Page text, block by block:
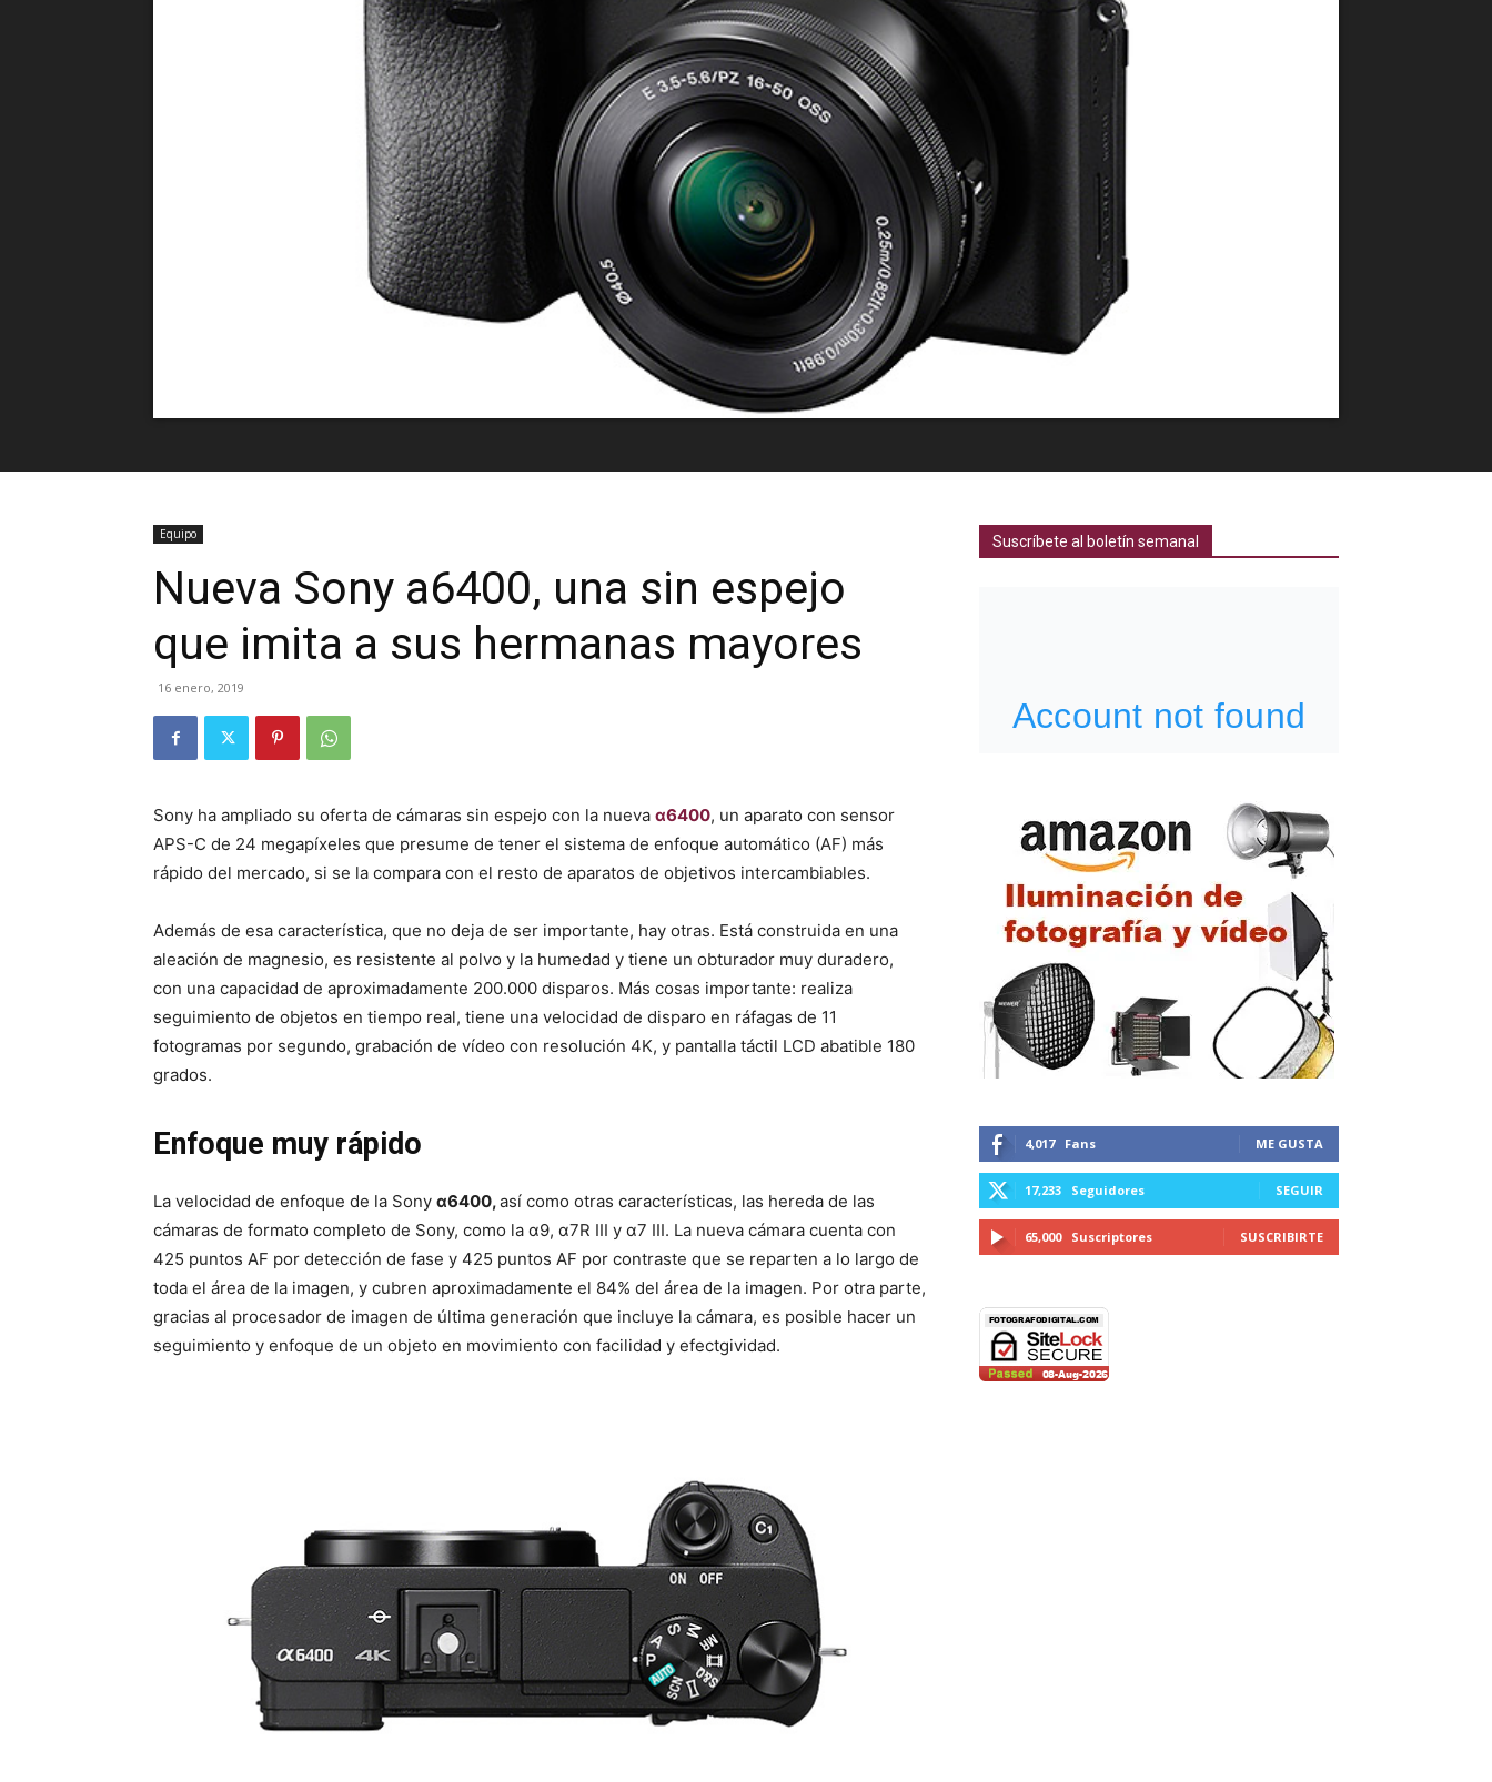
Equipo
Nueva Sony a6400, una sin espejo
que imita a sus hermanas mayores
16 enero, 2019
Sony ha ampliado su oferta de cámaras sin espejo con la nueva α6400, un aparato con sensor
APS-C de 24 megapíxeles que presume de tener el sistema de enfoque automático (AF) más
rápido del mercado, si se la compara con el resto de aparatos de objetivos intercambiables.
Además de esa característica, que no deja de ser importante, hay otras. Está construida en una
aleación de magnesio, es resistente al polvo y la humedad y tiene un obturador muy duradero,
con una capacidad de aproximadamente 200.000 disparos. Más cosas importante: realiza
seguimiento de objetos en tiempo real, tiene una velocidad de disparo en ráfagas de 11
fotogramas por segundo, grabación de vídeo con resolución 4K, y pantalla táctil LCD abatible 180
grados.
Enfoque muy rápido
La velocidad de enfoque de la Sony α6400,así como otras características, las hereda de las
cámaras de formato completo de Sony, como la α9, α7R III y α7 III. La nueva cámara cuenta con
425 puntos AF por detección de fase y 425 puntos AF por contraste que se reparten a lo largo de
toda el área de la imagen, y cubren aproximadamente el 84% del área de la imagen. Por otra parte,
gracias al procesador de imagen de última generación que incluye la cámara, es posible hacer un
seguimiento y enfoque de un objeto en movimiento con facilidad y efectgividad.
Suscríbete al boletín semanal
4,017 Fans ME GUSTA
17,233 Seguidores SEGUIR
65,000 Suscriptores SUSCRIBIRTE